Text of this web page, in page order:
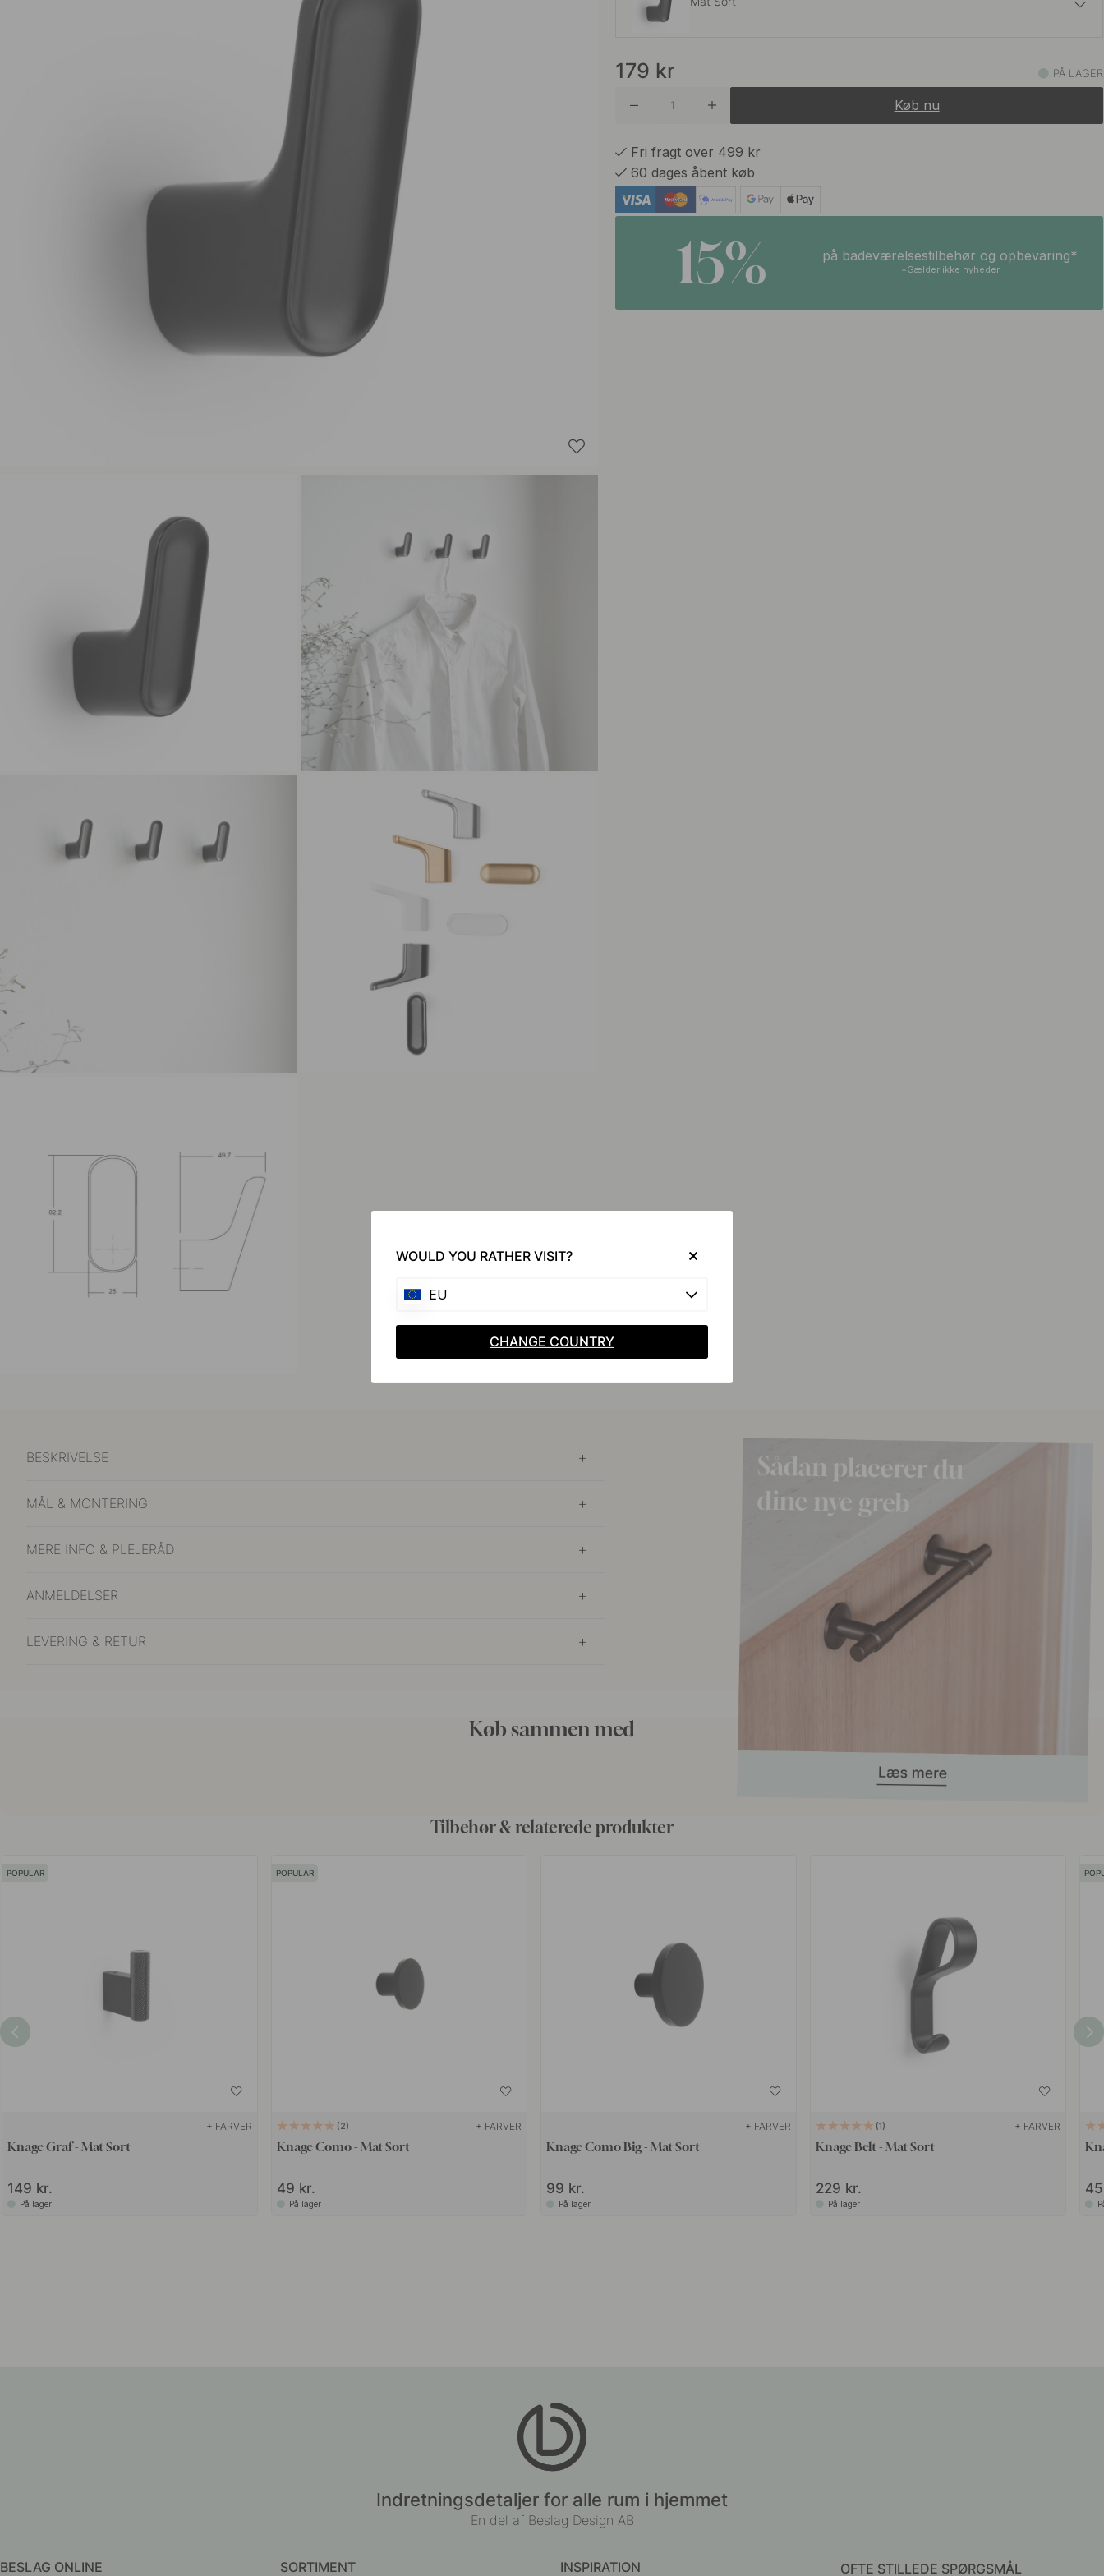
På lager
179 kr PÅ LAGER
Køb nu
Fri fragt over 499 kr
60 dages åbent køb
15% på badeværelsestilbehør og opbevaring*
*Gælder ikke nyheder
BESKRIVELSE
MÅL & MONTERING
MERE INFO & PLEJERÅD
ANMELDELSER
LEVERING & RETUR
Køb sammen med
Tilbehør & relaterede produkter
POPULAR
+ FARVER
Knage Graf - Mat Sort
149 kr.
På lager
POPULAR
2 + FARVER
Knage Como - Mat Sort
49 kr.
På lager
+ FARVER
Knage Como Big - Mat Sort
99 kr.
På lager
1 + FARVER
Knage Belt - Mat Sort
229 kr.
På lager
Indretningsdetaljer for alle rum i hjemmet
En del af Beslag Design AB
BESLAG ONLINE SORTIMENT INSPIRATION OFTE STILLEDE SPØRGSMÅL
WOULD YOU RATHER VISIT?
EU
CHANGE COUNTRY